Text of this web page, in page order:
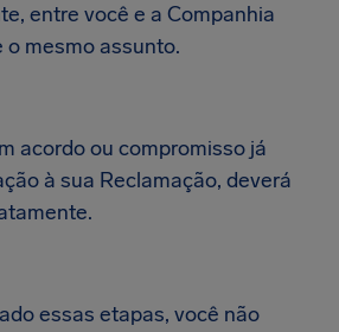
entre você e a Companhia
o mesmo assunto.
acordo ou compromisso já
à sua Reclamação, deverá
essas etapas, você não